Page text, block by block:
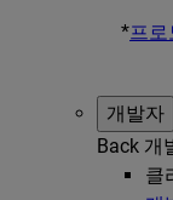
*프로
개발자
Back 개
클